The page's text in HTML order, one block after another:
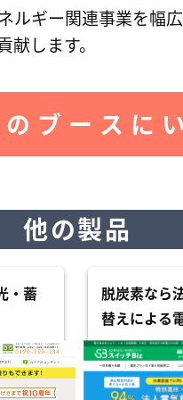
ルギー関連事業を幅
します。
のブース
他の製品
・蓄
脱炭素なら
替えによる
+PPA